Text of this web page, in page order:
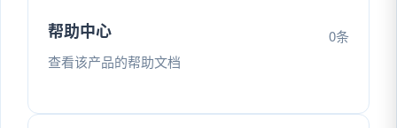
帮助中心
0条
查看该产品的帮助文档